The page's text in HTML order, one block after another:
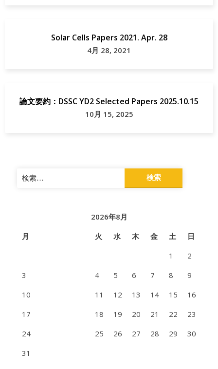
Solar Cells Papers 2021. Apr. 28
4月 28, 2021
論文要約：DSSC YD2 Selected Papers 2025.10.15
10月 15, 2025
検
索:
2026年8月
月
火 水 木 金 土
日
1
2
3
4 5 6 7 8
9
10
11 12 13 14 15
16
17
18 19 20 21 22
23
24
25 26 27 28 29
30
31